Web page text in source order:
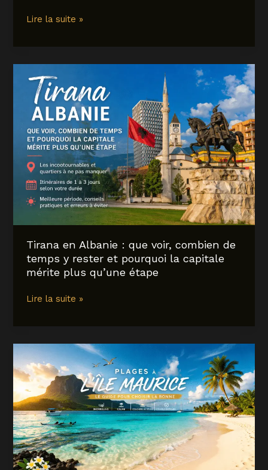
Road
itinéraires,
conseils
et
erreurs
à
éviter
pour
un
voyage
parfaitement
optimisé
Lire la suite »
Tirana en Albanie : que voir, combien de
temps y rester et pourquoi la capitale
mérite plus qu’une étape
Tirana
que
voir,
combien
de
temps
y
rester
et
pourquoi
Lire la suite »